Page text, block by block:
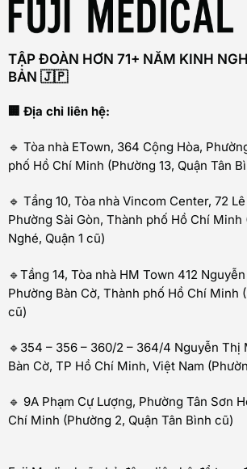
TẬP ĐOÀN HƠN 71+ NĂM KINH
BẢN 🇯🇵
🏢 Địa chỉ liên hệ:
🔹 Tòa nhà ETown, 364 Cộng Hòa,
phố Hồ Chí Minh (Phường 13, Quận Tân
🔹 Tầng 10, Tòa nhà Vincom Center, 72
Phường Sài Gòn, Thành phố Hồ Chí Minh
Nghé, Quận 1 cũ)
🔹Tầng 14, Tòa nhà HM Town 412
Phường Bàn Cờ, Thành phố Hồ Chí Minh
cũ)
🔹354 – 356 – 360/2 – 364/4 Nguyễn Thị
Bàn Cờ, TP Hồ Chí Minh, Việt Nam
🔹 9A Phạm Cự Lượng, Phường Tân Sơn
Chí Minh (Phường 2, Quận Tân Bình cũ)